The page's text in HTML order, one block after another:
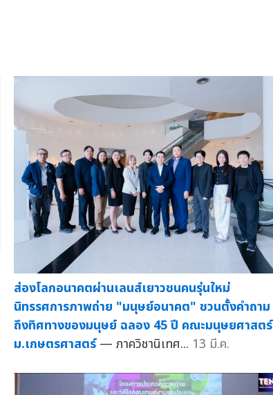
ส่องโลกอนาคตผ่านเลนส์เยาวชนคนรุ่นใหม่
นิทรรศการภาพถ่าย "มนุษย์อนาคต" ชวนตั้งคำถาม
ถึงทิศทางของมนุษย์ ฉลอง 45 ปี คณะมนุษยศาสตร์
ม.เกษตรศาสตร์ — ภาควิชานิเทศ... 13 มี.ค.